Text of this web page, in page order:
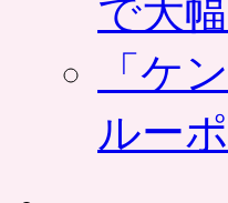
で大
「ケ
ルー